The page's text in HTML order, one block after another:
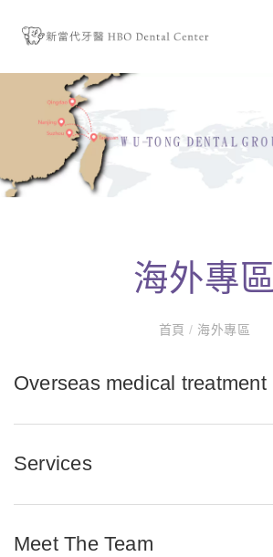
海外專區
首頁/ 海外專區
Overseas medical treatment
Services
Meet The Team